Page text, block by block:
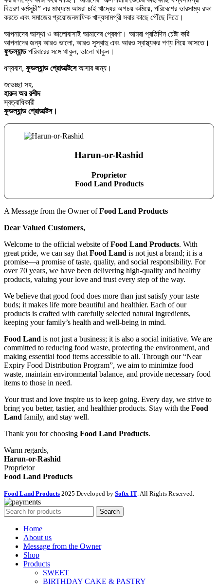
বিতরণ কর্মসূচী” এর মাধ্যমে আমরা চাই খাদ্যের অপচয় কমিয়ে, পরিবেশের ভারসাম্য রক্ষা
করতে এবং সমাজের প্রয়োজনমাফিক খাদ্যসামগ্রী সবার কাছে পৌঁছে দিতে।
আপনাদের আস্থা ও ভালোবাসাই আমাদের প্রেরণা। আমরা প্রতিদিন চেষ্টা করি
আপনাদের জন্য আরও ভালো, আরও সুস্বাদু এবং আরও স্বাস্থ্যকর পণ্য নিয়ে আসতে।
ফুডল্যান্ডপরিবারের সঙ্গে থাকুন, ভালো থাকুন।
ধন্যবাদ, ফুডল্যান্ড প্রোডাক্টসেআসার জন্য।
শুভেচ্ছা সহ,
হারুন অর রশীদ
স্বত্বাধিকারী
ফুডল্যান্ড প্রোডাক্টস।
Harun-or-Rashid
Proprietor
Food Land Products
A Message from the Owner ofFood Land Products
Dear Valued Customers,
Welcome to the official website ofFood Land Products. With
great pride, we can say that Food Land is not just a brand; it is a
promise—a promise of taste, quality, and social responsibility. For
over 70 years, we have been delivering high-quality and healthy
products, valuing your love and trust every step of the way.
We believe that good food does more than just satisfy your taste
buds; it makes life more beautiful and healthier. Each of our
products is crafted with carefully selected natural ingredients,
keeping your family’s health and well-being in mind.
Food Land is not just a business; it is also a social initiative. We are
committed to reducing food waste, protecting the environment, and
making essential food items accessible to all. Through our “Near
Expiry Food Distribution Program”, we aim to minimize food
waste, maintain environmental balance, and provide necessary food
items to those in need.
Your trust and love inspire us to keep going. Every day, we strive to
bring you better, tastier, and healthier products. Stay with the Food
Land family, and stay well.
Thank you for choosing Food Land Products.
Warm regards,
Harun-or-Rashid
Proprietor
Food Land Products
Food Land Products 2025 Developed by Softx IT. All Rights Reserved.
Search
Home
About us
Message from the Owner
Shop
Products
SWEET
BIRTHDAY CAKE & PASTRY